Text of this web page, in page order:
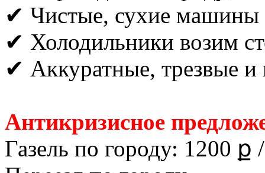
✔ Чистые, сухие машины
✔ Холодильники возим
✔ Аккуратные, трезвые и
Антикризисное
Газель по городу: 1200 ք